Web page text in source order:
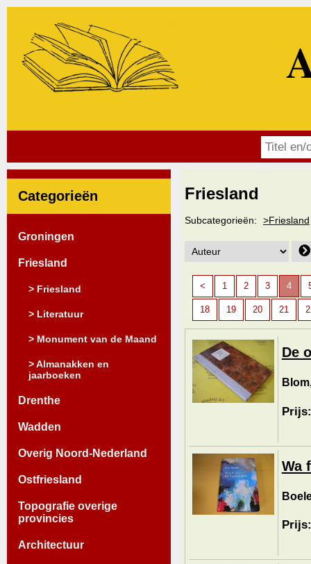
Categorieën
Groningen
Friesland
> Friesland
> Literatuur
> Monument van de Maand
> Almanakken en
jaarboeken
Drenthe
Wadden
Overig Noord-Nederland
Ostfriesland
Topografie overige
provincies
Architectuur
Friesland
Subcategorieën: >Friesland
< 1 2 3 4
18 19 20 21
De
Wa